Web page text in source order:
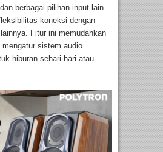
berbagai pilihan input lain
koneksi dengan
Fitur ini memudahkan
mengatur sistem audio
hiburan sehari-hari atau